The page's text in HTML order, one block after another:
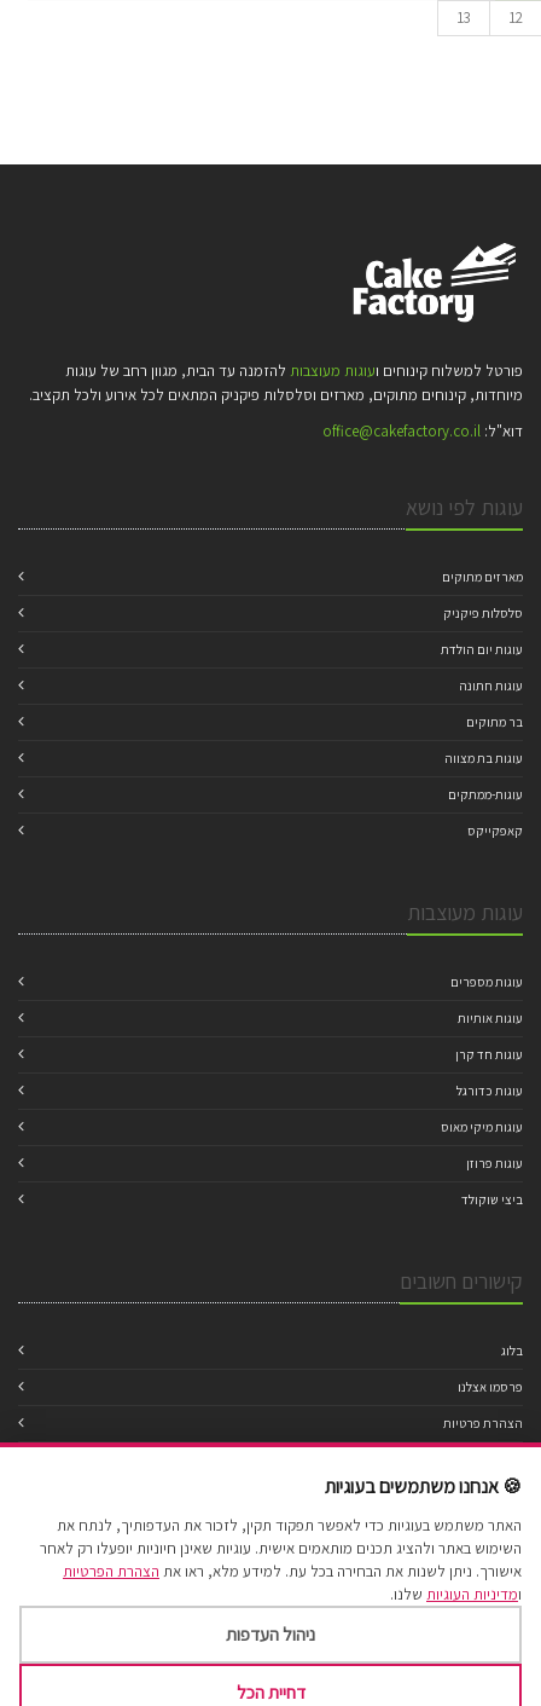
12
13
פורטל למשלוח קינוחים ועוגות מעוצבות להזמנה עד הבית, מגוון רחב של עוגות
מיוחדות, קינוחים מתוקים, מארזים וסלסלות פיקניק המתאים לכל אירוע ולכל תקציב.
דוא"ל: office@cakefactory.co.il
עוגות לפי נושא
מארזים מתוקים
סלסלות פיקניק
עוגות יום הולדת
עוגות חתונה
בר מתוקים
עוגות בת מצווה
עוגות-ממתקים
קאפקייקס
עוגות מעוצבות
עוגות מספרים
עוגות אותיות
עוגות חד קרן
עוגות כדורגל
עוגות מיקי מאוס
עוגות פרוזן
ביצי שוקולד
קישורים חשובים
בלוג
פרסמו אצלנו
הצהרת פרטיות
תנאי שימוש
הצהרת נגישות
מפת אתר
🍪 אנחנו משתמשים בעוגיות
האתר משתמש בעוגיות כדי לאפשר תפקוד תקין, לזכור את העדפותיך, לנתח את
השימוש באתר ולהציג תכנים מותאמים אישית. עוגיות שאינן חיוניות יופעלו רק לאחר
אישורך. ניתן לשנות את הבחירה בכל עת. למידע מלא, ראו את הצהרת הפרטיות
ומדיניות העוגיות שלנו.
ניהול העדפות
דחיית הכל